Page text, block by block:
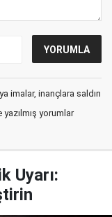
imalar, inançlara saldırı
yorumlar
Uyarı: